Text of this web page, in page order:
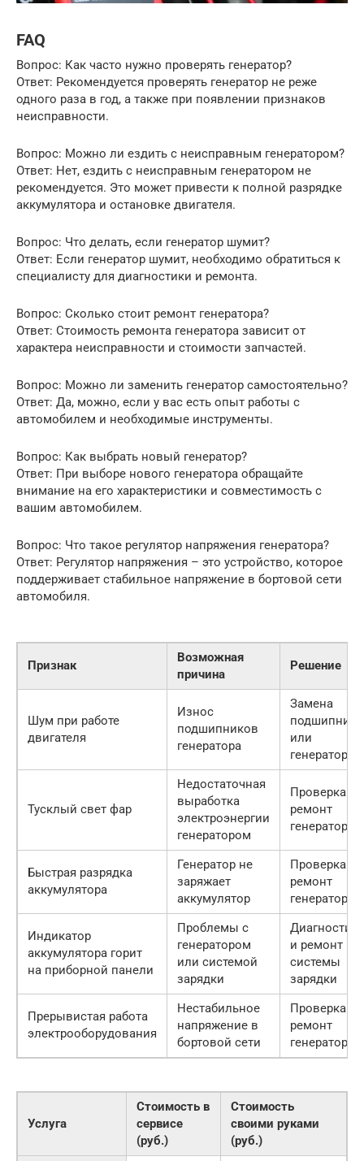
FAQ
Вопрос: Как часто нужно проверять генератор?
Ответ: Рекомендуется проверять генератор не реже
одного раза в год, а также при появлении признаков
неисправности.
Вопрос: Можно ли ездить с неисправным генератором?
Ответ: Нет, ездить с неисправным генератором не
рекомендуется. Это может привести к полной разрядке
аккумулятора и остановке двигателя.
Вопрос: Что делать, если генератор шумит?
Ответ: Если генератор шумит, необходимо обратиться к
специалисту для диагностики и ремонта.
Вопрос: Сколько стоит ремонт генератора?
Ответ: Стоимость ремонта генератора зависит от
характера неисправности и стоимости запчастей.
Вопрос: Можно ли заменить генератор самостоятельно?
Ответ: Да, можно, если у вас есть опыт работы с
автомобилем и необходимые инструменты.
Вопрос: Как выбрать новый генератор?
Ответ: При выборе нового генератора обращайте
внимание на его характеристики и совместимость с
вашим автомобилем.
Вопрос: Что такое регулятор напряжения генератора?
Ответ: Регулятор напряжения – это устройство, которое
поддерживает стабильное напряжение в бортовой сети
автомобиля.
Признак
Возможная
причина
Решение
Шум при работе
двигателя
Износ
подшипников
генератора
Замена
или
генератора
Тусклый свет фар
Недостаточная
выработка
электроэнергии
генератором
Проверка и
ремонт
генератора
Быстрая разрядка
аккумулятора
Генератор не
заряжает
аккумулятор
Проверка и
ремонт
генератора
Индикатор
аккумулятора горит
на приборной панели
Проблемы с
генератором
или системой
зарядки
Диагностика
и ремонт
системы
зарядки
Прерывистая работа
электрооборудования
Нестабильное
напряжение в
бортовой сети
Проверка и
ремонт
генератора
Услуга
Стоимость в
сервисе
(руб.)
Стоимость
своими руками
(руб.)